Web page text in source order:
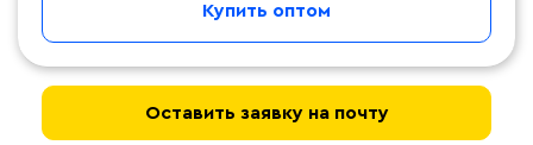
Купить оптом
Оставить заявку на почту